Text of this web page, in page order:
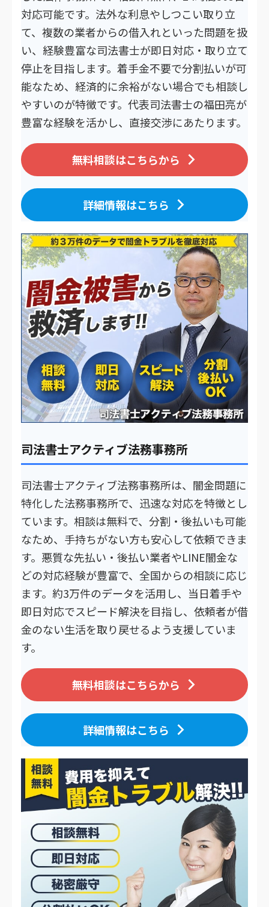
対応可能です。法外な利息やしつこい取り立
て、複数の業者からの借入れといった問題を扱
い、経験豊富な司法書士が即日対応・取り立て
停止を目指します。着手金不要で分割払いが可
能なため、経済的に余裕がない場合でも相談し
やすいのが特徴です。代表司法書士の福田亮が
豊富な経験を活かし、直接交渉にあたります。
無料相談はこちらから
詳細情報はこちら
司法書士アクティブ法務事務所
司法書士アクティブ法務事務所は、闇金問題に
特化した法務事務所で、迅速な対応を特徴とし
ています。相談は無料で、分割・後払いも可能
なため、手持ちがない方も安心して依頼できま
す。悪質な先払い・後払い業者やLINE闇金な
どの対応経験が豊富で、全国からの相談に応じ
ます。約3万件のデータを活用し、当日着手や
即日対応でスピード解決を目指し、依頼者が借
金のない生活を取り戻せるよう支援していま
す。
無料相談はこちらから
詳細情報はこちら